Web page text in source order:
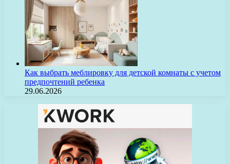
Как выбрать меблировку для детской комнаты с учетом
предпочтений ребенка
29.06.2026